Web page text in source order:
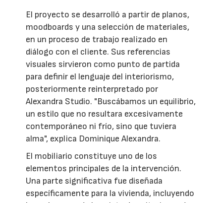
El proyecto se desarrolló a partir de planos,
moodboards y una selección de materiales,
en un proceso de trabajo realizado en
diálogo con el cliente. Sus referencias
visuales sirvieron como punto de partida
para definir el lenguaje del interiorismo,
posteriormente reinterpretado por
Alexandra Studio. "Buscábamos un equilibrio,
un estilo que no resultara excesivamente
contemporáneo ni frío, sino que tuviera
alma", explica Dominique Alexandra.
El mobiliario constituye uno de los
elementos principales de la intervención.
Una parte significativa fue diseñada
específicamente para la vivienda, incluyendo